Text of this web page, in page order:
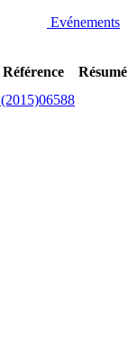
Evénements
Référence
Résumé